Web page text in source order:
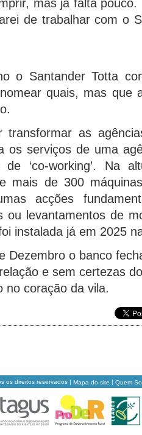
mas já falta
de trabalhar com o
o Santander Totta
quais, mas que
transformar as
os serviços de uma
‘co-working’. Na
mais de 300
acções
ou levantamentos de
instalada já em 2025
Dezembro o banco
e sem certezas
no coração da vila.
os direitos reservados | Mapa do site | Quem